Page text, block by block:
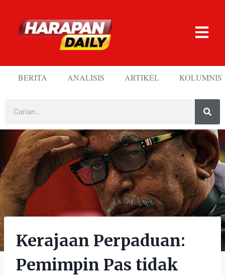
BERITA ANALISIS ARTIKEL KOLUMNIS
Kerajaan Perpaduan:
Pemimpin Pas tidak